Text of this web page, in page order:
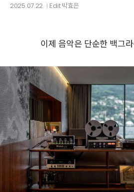
2025.07.22 Edit박효은
이제 음악은 단순한 백그